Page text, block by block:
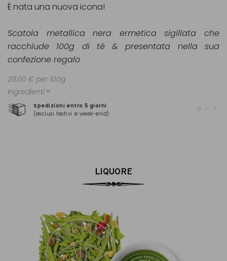
Spedizioni entro 5 giorni
(esclusi festivi e week-end)
È nata una nuova icona!
Scatola metallica nera ermetica sigillata che
racchiude 100g di tè & presentata nella sua
confezione regalo
29,00 € per 100g
Ingredienti
LIQUORE